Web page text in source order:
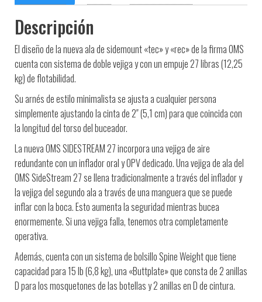
Descripción
El diseño de la nueva ala de sidemount «tec» y «rec» de la firma OMS
cuenta con sistema de doble vejiga y con un empuje 27 libras (12,25
kg) de flotabilidad.
Su arnés de estilo minimalista se ajusta a cualquier persona
simplemente ajustando la cinta de 2″ (5,1 cm) para que coincida con
la longitud del torso del buceador.
La nueva OMS SIDESTREAM 27 incorpora una vejiga de aire
redundante con un inflador oral y OPV dedicado. Una vejiga de ala del
OMS SideStream 27 se llena tradicionalmente a través del inflador y
la vejiga del segundo ala a través de una manguera que se puede
inflar con la boca. Esto aumenta la seguridad mientras bucea
enormemente. Si una vejiga falla, tenemos otra completamente
operativa.
Además, cuenta con un sistema de bolsillo Spine Weight que tiene
capacidad para 15 lb (6,8 kg), una «Buttplate» que consta de 2 anillas
D para los mosquetones de las botellas y 2 anillas en D de cintura.